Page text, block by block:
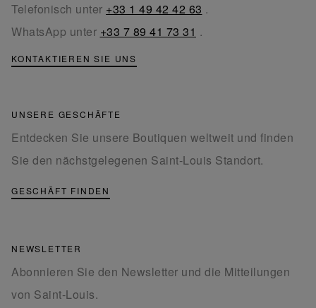
Telefonisch unter +33 1 49 42 42 63 .
WhatsApp unter +33 7 89 41 73 31 .
KONTAKTIEREN SIE UNS
UNSERE GESCHÄFTE
Entdecken Sie unsere Boutiquen weltweit und finden
Sie den nächstgelegenen Saint-Louis Standort.
GESCHÄFT FINDEN
NEWSLETTER
Abonnieren Sie den Newsletter und die Mitteilungen
von Saint-Louis.